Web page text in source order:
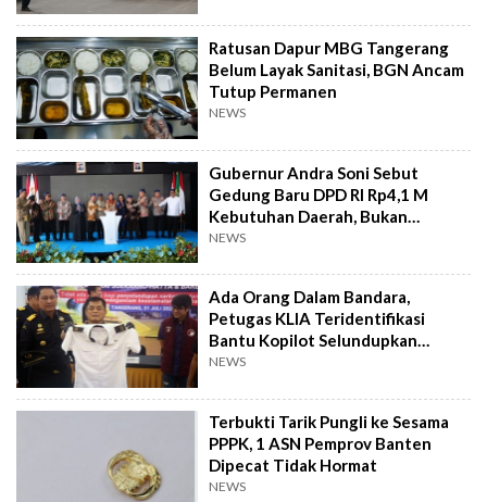
Ratusan Dapur MBG Tangerang
Belum Layak Sanitasi, BGN Ancam
Tutup Permanen
NEWS
Gubernur Andra Soni Sebut
Gedung Baru DPD RI Rp4,1 M
Kebutuhan Daerah, Bukan
Senator
NEWS
Ada Orang Dalam Bandara,
Petugas KLIA Teridentifikasi
Bantu Kopilot Selundupkan
Ekstasi ke Indonesia
NEWS
Terbukti Tarik Pungli ke Sesama
PPPK, 1 ASN Pemprov Banten
Dipecat Tidak Hormat
NEWS